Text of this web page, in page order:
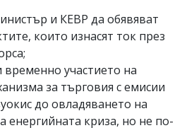
и КЕВР да обявяват
които изнасят ток през
временно участието на
за търговия с емисии
до овладяването на
енергийната криза, но не по-